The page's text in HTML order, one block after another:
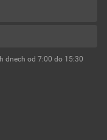
dnech od 7:00 do 15:30